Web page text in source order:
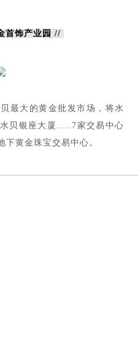
首饰产业园 //
最大的黄金批发市场，将水
贝银座大厦.....7家交易中心
黄金珠宝交易中心。